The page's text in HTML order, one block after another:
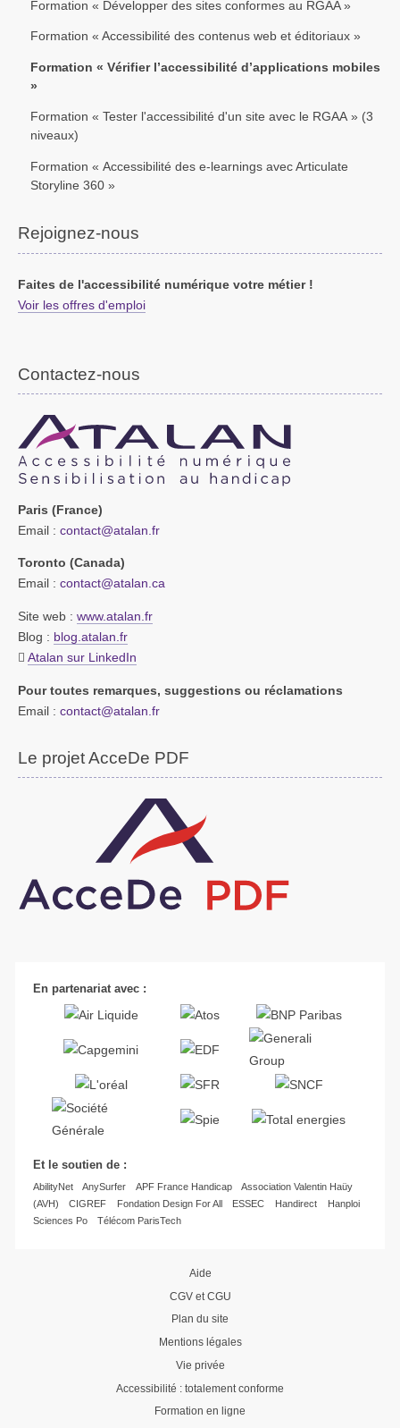
Formation « Développer des sites conformes au RGAA »
Formation « Accessibilité des contenus web et éditoriaux »
Formation « Vérifier l’accessibilité d’applications mobiles
»
Formation « Tester l'accessibilité d'un site avec le RGAA » (3
niveaux)
Formation « Accessibilité des e-learnings avec Articulate
Storyline 360 »
Rejoignez-nous
Faites de l'accessibilité numérique votre métier !
Voir les offres d'emploi
Contactez-nous
Paris (France)
Email : contact@atalan.fr
Toronto (Canada)
Email : contact@atalan.ca
Site web : www.atalan.fr
Blog : blog.atalan.fr
Atalan sur LinkedIn
Pour toutes remarques, suggestions ou réclamations
Email : contact@atalan.fr
Le projet AcceDe PDF
En partenariat avec :
Et le soutien de :
AbilityNet AnySurfer APF France Handicap
Association Valentin Haüy
(AVH)
CIGREF Fondation Design For All ESSEC Handirect
Hanploi
Sciences Po
Télécom ParisTech
Aide
CGV et CGU
Plan du site
Mentions légales
Vie privée
Accessibilité : totalement conforme
Formation en ligne